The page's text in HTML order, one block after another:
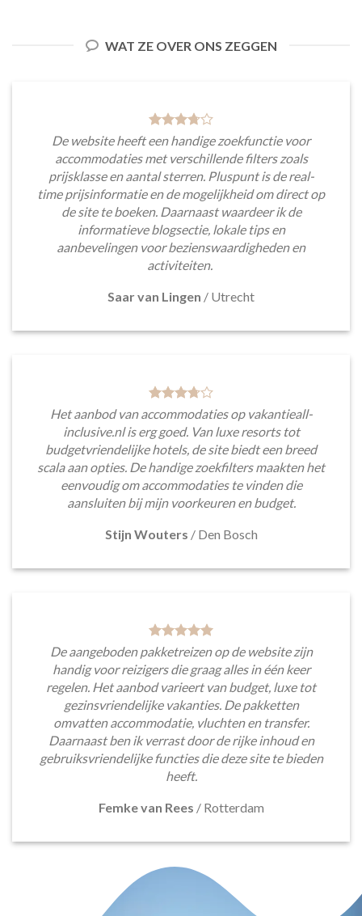
WAT ZE OVER ONS ZEGGEN
De website heeft een handige zoekfunctie voor
accommodaties met verschillende filters zoals
prijsklasse en aantal sterren. Pluspunt is de real-
time prijsinformatie en de mogelijkheid om direct op
de site te boeken. Daarnaast waardeer ik de
informatieve blogsectie, lokale tips en
aanbevelingen voor bezienswaardigheden en
activiteiten.
Saar van Lingen / Utrecht
Het aanbod van accommodaties op vakantieall-
inclusive.nl is erg goed. Van luxe resorts tot
budgetvriendelijke hotels, de site biedt een breed
scala aan opties. De handige zoekfilters maakten het
eenvoudig om accommodaties te vinden die
aansluiten bij mijn voorkeuren en budget.
Stijn Wouters / Den Bosch
De aangeboden pakketreizen op de website zijn
handig voor reizigers die graag alles in één keer
regelen. Het aanbod varieert van budget, luxe tot
gezinsvriendelijke vakanties. De pakketten
omvatten accommodatie, vluchten en transfer.
Daarnaast ben ik verrast door de rijke inhoud en
gebruiksvriendelijke functies die deze site te bieden
heeft.
Femke van Rees / Rotterdam